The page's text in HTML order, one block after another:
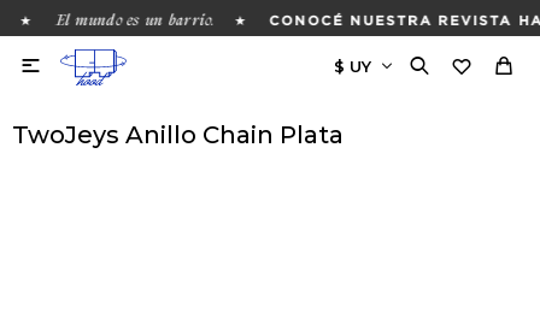
★ El mundo es un barrio. ★ CONOCÉ NUESTRA REVISTA

TwoJeys Anillo Chain Plata